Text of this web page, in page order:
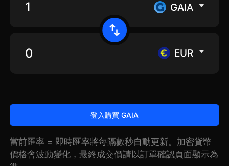
GAIA
EUR
登入購買 GAIA
當前匯率 = 即時匯率將每隔數秒自動更新。加密貨幣
價格會波動變化，最終成交價請以訂單確認頁面顯示為